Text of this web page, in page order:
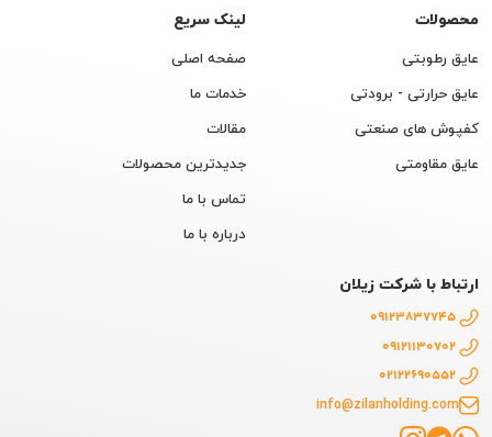
محصولات
عایق رطوبتی
عایق حرارتی - برودتی
کفپوش های صنعتی
عایق مقاومتی
لینک سریع
صفحه اصلی
خدمات ما
مقالات
جدیدترین محصولات
تماس با ما
درباره با ما
ارتباط با شرکت زیلان
info@zilanholding.com